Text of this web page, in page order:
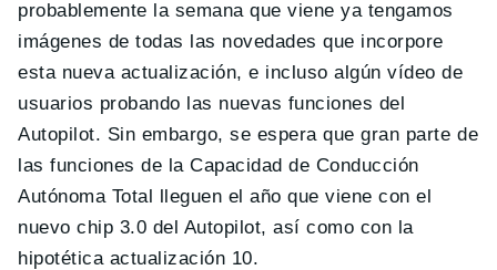
probablemente la semana que viene ya tengamos
imágenes de todas las novedades que incorpore
esta nueva actualización, e incluso algún vídeo de
usuarios probando las nuevas funciones del
Autopilot. Sin embargo, se espera que gran parte de
las funciones de la Capacidad de Conducción
Autónoma Total lleguen el año que viene con el
nuevo chip 3.0 del Autopilot, así como con la
hipotética actualización 10.